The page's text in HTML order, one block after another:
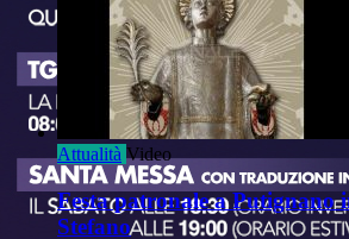
Attualità Video
Festa patronale a Putignano
Stefano